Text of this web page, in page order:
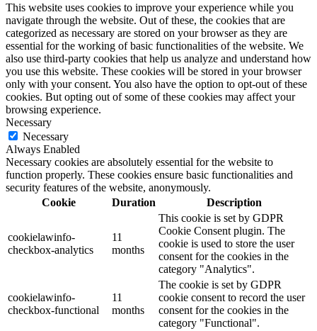
This website uses cookies to improve your experience while you
navigate through the website. Out of these, the cookies that are
categorized as necessary are stored on your browser as they are
essential for the working of basic functionalities of the website. We
also use third-party cookies that help us analyze and understand how
you use this website. These cookies will be stored in your browser
only with your consent. You also have the option to opt-out of these
cookies. But opting out of some of these cookies may affect your
browsing experience.
Necessary
Necessary
Always Enabled
Necessary cookies are absolutely essential for the website to
function properly. These cookies ensure basic functionalities and
security features of the website, anonymously.
Cookie
Duration Description
cookielawinfo-
checkbox-analytics
11
months
This cookie is set by GDPR
Cookie Consent plugin. The
cookie is used to store the user
consent for the cookies in the
category "Analytics".
cookielawinfo-
checkbox-functional
11
months
The cookie is set by GDPR
cookie consent to record the user
consent for the cookies in the
category "Functional".